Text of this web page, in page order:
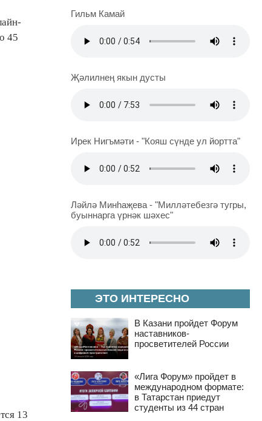
45
13
ЭТО ИНТЕРЕСНО
В Казани пройдет Форум
наставников-
просветителей России
«Лига Форум» пройдет в
международном формате:
в Татарстан приедут
студенты из 44 стран
Гильм Камай
Җәлилнең якын дусты
Ирек Нигъмәти - "Кояш сүнде ул йортта"
Ләйлә Минһаҗева - "Милләтебезгә тугры,
буыннарга үрнәк шәхес"